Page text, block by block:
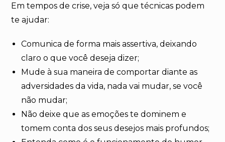
Em tempos de crise, veja só que técnicas podem
te ajudar:
Comunica de forma mais assertiva, deixando
claro o que você deseja dizer;
Mude à sua maneira de comportar diante as
adversidades da vida, nada vai mudar, se você
não mudar;
Não deixe que as emoções te dominem e
tomem conta dos seus desejos mais profundos;